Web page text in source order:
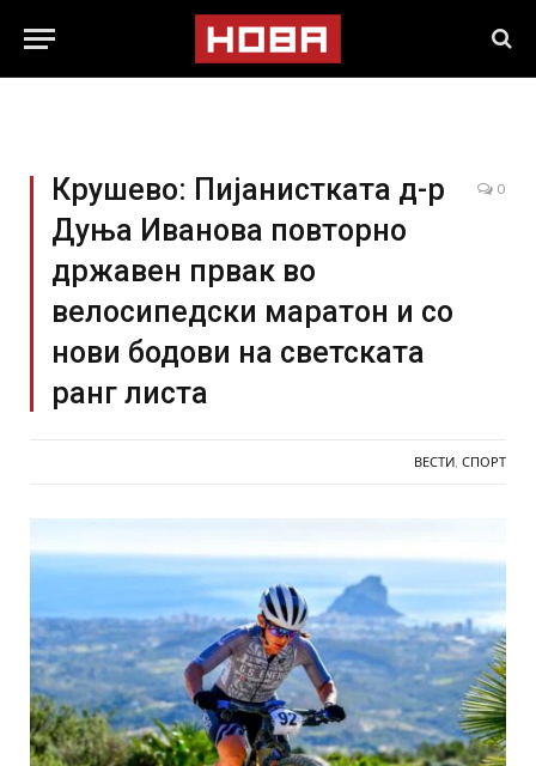
Крушево: Пијанистката д-р
Дуња Иванова повторно
државен првак во
велосипедски маратон и со
нови бодови на светската
ранг листа
0
ВЕСТИ СПОРТ